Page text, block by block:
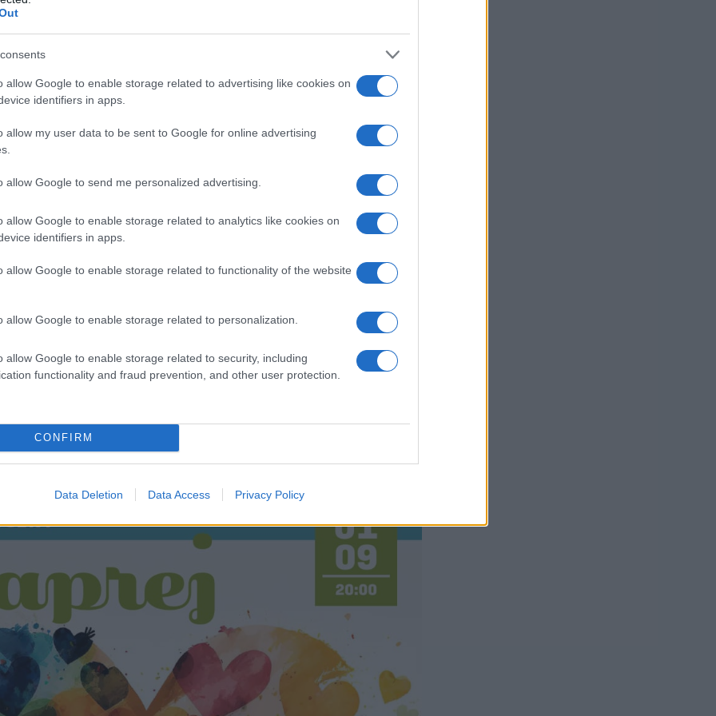
allow Google to enable storage related to advertising like cookies on
identifiers in apps.
allow my user data to be sent to Google for online advertising
allow Google to send me personalized advertising.
allow Google to enable storage related to analytics like cookies on
identifiers in apps.
allow Google to enable storage related to functionality of the website
allow Google to enable storage related to personalization.
allow Google to enable storage related to security, including
functionality and fraud prevention, and other user protection.
CONFIRM
Data Deletion Data Access Privacy Policy
celoto raznolikih, trmastih ljudi, rojenih tam na začetku
to znamo! In to znamo narediti iskreno, srčno,
To smo mi, Črjani. Tokrat smo in bomo stopli skop,
dolin na vasi zapeli v noč.
ki ga prirejamo v spodbudo in zahvalo vsem Črjanom,
GRS Koroška, vam prostovoljcem in ostalim, ki ste
preteklih dneh
,"so zapisali na Facebook profilu.
dom Črna, kjer bodo nastopiliMilan Kamnik, Koala